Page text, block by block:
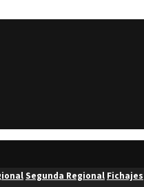
Segunda Regional Fichajes